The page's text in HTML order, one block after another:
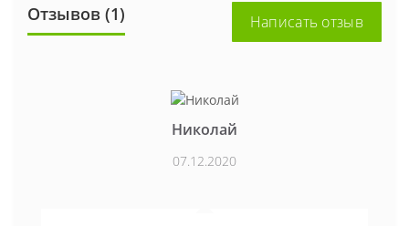
Отзывов (1) Написать отзыв
Николай
07.12.2020